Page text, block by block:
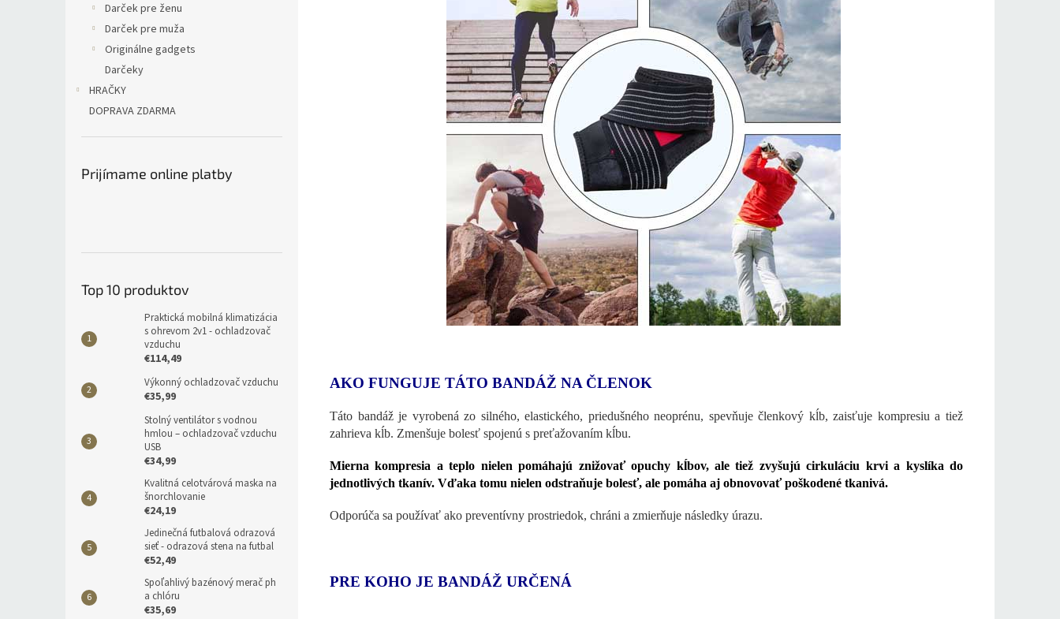
Darček pre ženu
Darček pre muža
Originálne gadgets
Darčeky
HRAČKY
DOPRAVA ZDARMA
Prijímame online platby
Top 10 produktov
Praktická mobilná klimatizácia
s ohrevom 2v1 - ochladzovač
vzduchu
€114,49
Výkonný ochladzovač vzduchu
€35,99
Stolný ventilátor s vodnou
hmlou – ochladzovač vzduchu
USB
€34,99
Kvalitná celotvárová maska na
šnorchlovanie
€24,19
Jedinečná futbalová odrazová
sieť - odrazová stena na futbal
€52,49
Spoľahlivý bazénový merač ph
a chlóru
€35,69
AKO FUNGUJE TÁTO BANDÁŽ NA ČLENOK
Táto bandáž je vyrobená zo silného, ​​elastického, priedušného neoprénu, spevňuje členkový kĺb, zaisťuje kompresiu a tiež
zahrieva kĺb. Zmenšuje bolesť spojenú s preťažovaním kĺbu.
Mierna kompresia a teplo nielen pomáhajú znižovať opuchy kĺbov, ale tiež zvyšujú cirkuláciu krvi a kyslíka do
jednotlivých tkanív. Vďaka tomu nielen odstraňuje bolesť, ale pomáha aj obnovovať poškodené tkanivá.
Odporúča sa používať ako preventívny prostriedok, chráni a zmierňuje následky úrazu.
PRE KOHO JE BANDÁŽ URČENÁ